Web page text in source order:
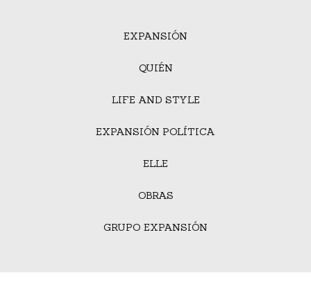
EXPANSIÓN
QUIÉN
LIFE AND STYLE
EXPANSIÓN POLÍTICA
ELLE
OBRAS
GRUPO EXPANSIÓN